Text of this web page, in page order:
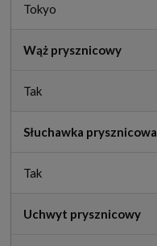
Tokyo
Wąż prysznicowy
Tak
Słuchawka prysznicowa
Tak
Uchwyt prysznicowy